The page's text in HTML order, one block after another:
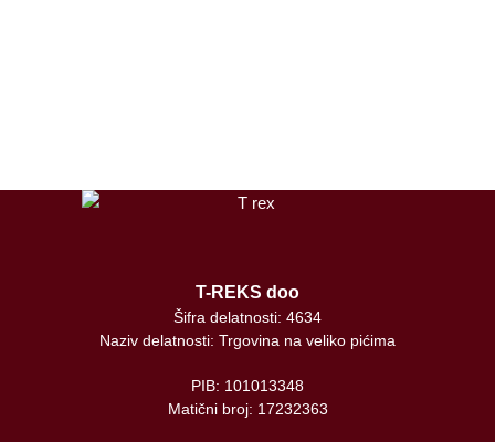
T-REKS doo
Šifra delatnosti: 4634
Naziv delatnosti: Trgovina na veliko pićima
PIB: 101013348
Matični broj: 17232363